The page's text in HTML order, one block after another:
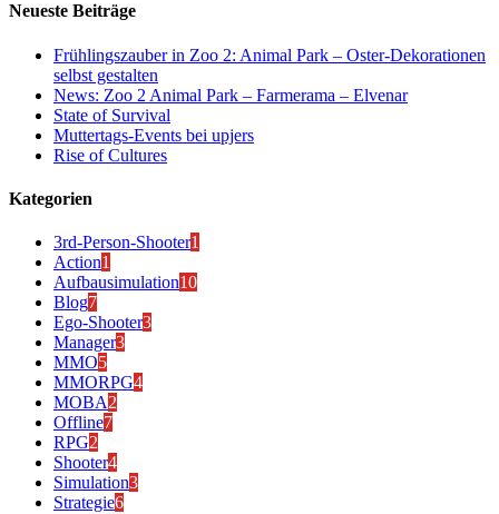
Neueste Beiträge
Frühlingszauber in Zoo 2: Animal Park – Oster-Dekorationen
selbst gestalten
News: Zoo 2 Animal Park – Farmerama – Elvenar
State of Survival
Muttertags-Events bei upjers
Rise of Cultures
Kategorien
3rd-Person-Shooter1
Action1
Aufbausimulation10
Blog7
Ego-Shooter3
Manager3
MMO5
MMORPG4
MOBA2
Offline7
RPG2
Shooter4
Simulation3
Strategie6